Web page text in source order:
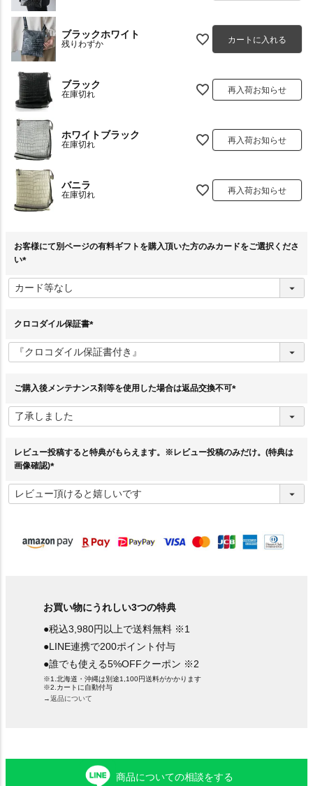
ブラックホワイト
残りわずか カートに入れる
ブラック
在庫切れ 再入荷お知らせ
ホワイトブラック
在庫切れ 再入荷お知らせ
バニラ
在庫切れ 再入荷お知らせ
お客様にて別ページの有料ギフトを購入頂いた方のみカードをご選択くださ
い
必
須
クロコダイル保証書
必
須
ご購入後メンテナンス剤等を使用した場合は返品交換不可
須
レビュー投稿すると特典がもらえます。※レビュー投稿のみだけ。(特典は
画像確認)
必
須
お買い物にうれしい3つの特典
●税込3,980円以上で送料無料 ※1
●LINE連携で200ポイント付与
●誰でも使える5%OFFクーポン ※2
※1.北海道・沖縄は別途1,100円送料がかかります
※2.カートに自動付与
→返品について
商品についての相談をする